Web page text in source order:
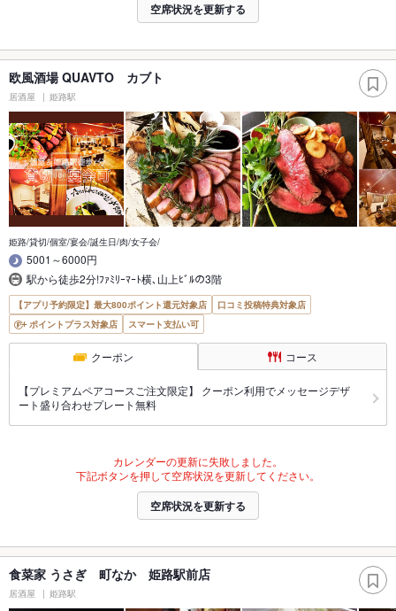
空席状況を更新する
欧風酒場 QUAVTO カブト
居酒屋 姫路駅
姫路/貸切/個室/宴会/誕生日/肉/女子会/
5001～6000円
駅から徒歩2分!ﾌｧﾐﾘｰﾏｰﾄ横､山上ﾋﾞﾙの3階
【アプリ予約限定】最大800ポイント還元対象店
口コミ投稿特典対象店
ポイントプラス対象店
スマート支払い可
クーポン コース
【プレミアムペアコースご注文限定】 クーポン利用でメッセージデザ
ート盛り合わせプレート無料
カレンダーの更新に失敗しました。
下記ボタンを押して空席状況を更新してください。
空席状況を更新する
食菜家 うさぎ 町なか 姫路駅前店
居酒屋 姫路駅